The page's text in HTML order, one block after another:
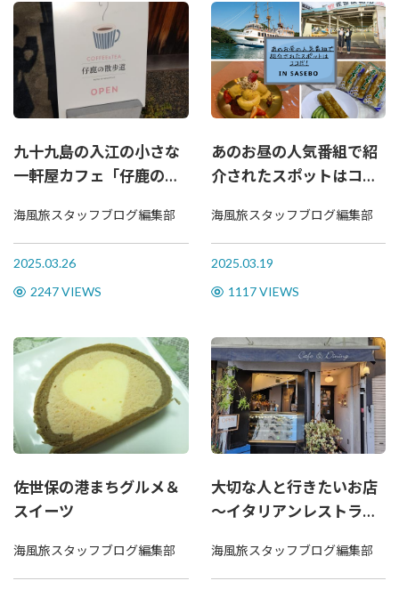
九十九島の入江の小さな
一軒屋カフェ「仔鹿の散
海風旅スタッフブログ編集部
2025.03.26
2247 VIEWS
あのお昼の人気番組で紹
介されたスポットはココ
海風旅スタッフブログ編集部
2025.03.19
1117 VIEWS
佐世保の港まちグルメ＆
スイーツ
海風旅スタッフブログ編集部
大切な人と行きたいお店
～イタリアンレストラン
海風旅スタッフブログ編集部